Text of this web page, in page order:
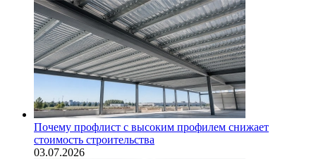
Почему профлист с высоким профилем снижает
стоимость строительства
03.07.2026